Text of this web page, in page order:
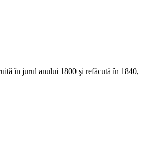
în jurul anului 1800 şi refăcută în 1840,